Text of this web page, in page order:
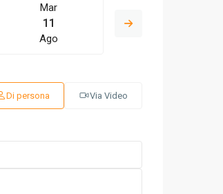
Mar
11
Ago
Di persona Via Video